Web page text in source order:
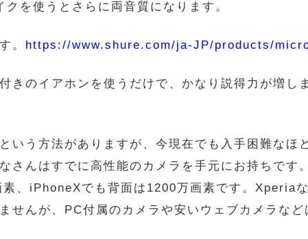
を使うとさらに両音質になります。
。 https://www.shure.com/ja-JP/products/
きのイアホンを使うだけで、かなり説得力が増し
いう方法がありますが、今現在でも入手困難なほ
さんはすでに高性能のカメラを手元にお持ちで
、iPhoneXでも背面は1200万画素です。Xperia
せんが、PC付属のカメラや安いウェブカメラな